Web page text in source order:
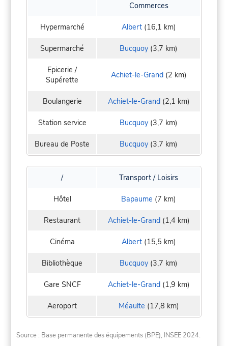
Commerces
Hypermarché Albert(16,1 km)
Supermarché Bucquoy (3,7 km)
Epicerie /
Supérette
Achiet-le-Grand(2 km)
Boulangerie Achiet-le-Grand(2,1 km)
Station service Bucquoy (3,7 km)
Bureau de Poste Bucquoy (3,7 km)
/ Transport / Loisirs
Hôtel Bapaume (7 km)
Restaurant Achiet-le-Grand(1,4 km)
Cinéma Albert(15,5 km)
Bibliothèque Bucquoy (3,7 km)
Gare SNCF Achiet-le-Grand(1,9 km)
Aeroport Méaulte (17,8 km)
Source : Base permanente des équipements (BPE), INSEE 2024.